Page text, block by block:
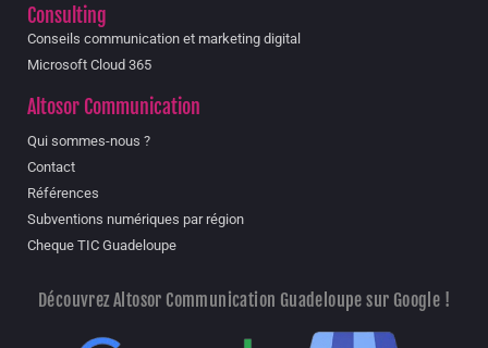
Consulting
Conseils communication et marketing digital
Microsoft Cloud 365
Altosor Communication
Qui sommes-nous ?
Contact
Références
Subventions numériques par région
Cheque TIC Guadeloupe
Découvrez Altosor Communication Guadeloupe sur Google !